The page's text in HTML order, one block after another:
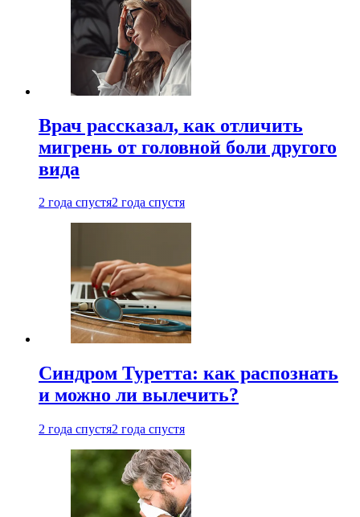
Врач рассказал, как отличить
мигрень от головной боли другого
вида
2 года спустя2 года спустя
Синдром Туретта: как распознать
и можно ли вылечить?
2 года спустя2 года спустя